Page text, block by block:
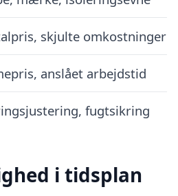
skjulte omkostninger
anslået arbejdstid
fugtsikring
i tidsplan